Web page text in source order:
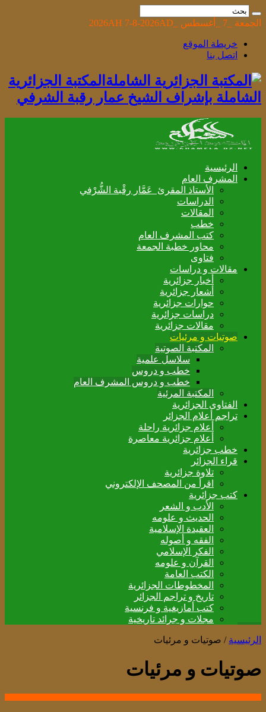
الجمعة _7 _أغسطس _2026AH 7-8-2026AD
خريطة الموقع
اتصل بنا
المكتبة الجزائرية
الشاملة بإشراف الشيخ عمار رقبة الشرفي
الرئيسية
المشرف العام
الأستاذ المقرئ عَمَّار رقْبة الشُّرْفي
الدراسات
المقالات
خطب
كتب المشرف العام
محاور خطبة الجمعة
فتاوى
مقالات و دراسات
أخبار جزائرية
أشعار جزائرية
حوارات جزائرية
دراسات جزائرية
مقالات جزائرية
صوتيات و مرئيات
المكتبة الصوتية
سلاسل علمية
خطب و دروس
خطب و دروس المشرف العام
المكتبة المرئية
الفتاوى الجزائرية
تراجم أعلام الجزائر
أعلام جزائرية راحلة
أعلام جزائرية معاصرة
خطب جزائرية
قراء الجزائر
تلاوة جزائرية
اقرأ من المصحف الإلكتروني
كتب جزائرية
الأدب و الشعر
الحديث و علومه
العقيدة الإسلامية
الفقه و أصوله
الفكر الإسلامي
القرآن و علومه
الكتب العامة
المخطوطات الجزائرية
تاريخ و تراجم الجزائر
كتب أمازيغية و فرنسية
مجلات و جرائد تاريخية
الرئيسية / صوتيات و مرئيات
صوتيات و مرئيات